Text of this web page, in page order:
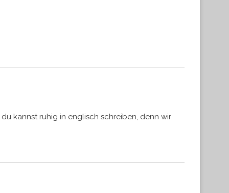
kannst ruhig in englisch schreiben, denn wir